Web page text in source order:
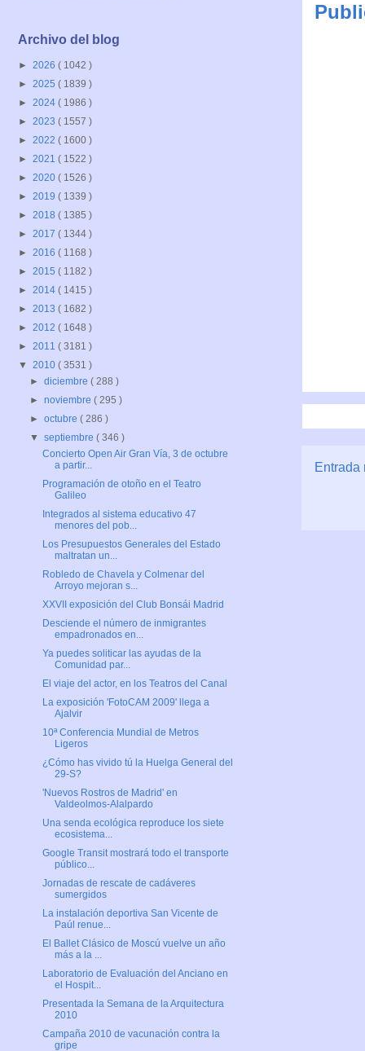
Entrada
Archivo del blog
► 2026 ( 1042 )
► 2025 ( 1839 )
► 2024 ( 1986 )
► 2023 ( 1557 )
► 2022 ( 1600 )
► 2021 ( 1522 )
► 2020 ( 1526 )
► 2019 ( 1339 )
► 2018 ( 1385 )
► 2017 ( 1344 )
► 2016 ( 1168 )
► 2015 ( 1182 )
► 2014 ( 1415 )
► 2013 ( 1682 )
► 2012 ( 1648 )
► 2011 ( 3181 )
▼ 2010 ( 3531 )
►diciembre( 288 )
►noviembre( 295 )
►octubre( 286 )
▼septiembre( 346 )
Concierto Open Air Gran Vía, 3 de octubre
a partir...
Programación de otoño en el Teatro
Galileo
Integrados al sistema educativo 47
menores del pob...
Los Presupuestos Generales del Estado
maltratan un...
Robledo de Chavela y Colmenar del
Arroyo mejoran s...
XXVII exposición del Club Bonsái Madrid
Desciende el número de inmigrantes
empadronados en...
Ya puedes soliticar las ayudas de la
Comunidad par...
El viaje del actor, en los Teatros del Canal
La exposición 'FotoCAM 2009' llega a
Ajalvir
10ª Conferencia Mundial de Metros
Ligeros
¿Cómo has vivido tú la Huelga General del
29-S?
'Nuevos Rostros de Madrid' en
Valdeolmos-Alalpardo
Una senda ecológica reproduce los siete
ecosistema...
Google Transit mostrará todo el transporte
público...
Jornadas de rescate de cadáveres
sumergidos
La instalación deportiva San Vicente de
Paúl renue...
El Ballet Clásico de Moscú vuelve un año
más a la ...
Laboratorio de Evaluación del Anciano en
el Hospit...
Presentada la Semana de la Arquitectura
2010
Campaña 2010 de vacunación contra la
gripe